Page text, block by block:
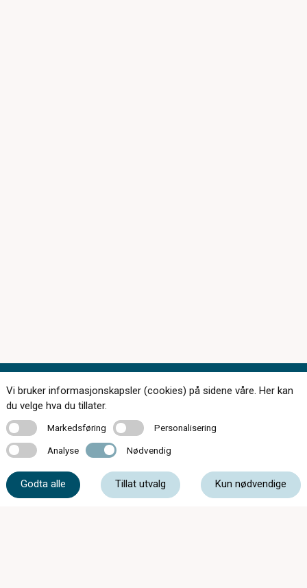
Kontakt oss
Vi bruker informasjonskapsler (cookies) på sidene våre. Her kan
du velge hva du tillater.
MarkedsføringMarkedsføring PersonaliseringPersonalisering
Analyse Analyse Nødvendig Nødvendig
Godta alle Tillat utvalg Kun nødvendige